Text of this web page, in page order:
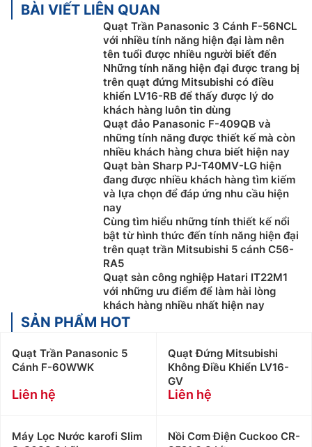
BÀI VIẾT LIÊN QUAN
Quạt Trần Panasonic 3 Cánh F-56NCL
với nhiều tính năng hiện đại làm nên
tên tuổi được nhiều người biết đến
Những tính năng hiện đại được trang bị
trên quạt đứng Mitsubishi có điều
khiển LV16-RB để thấy được lý do
khách hàng luôn tin dùng
Quạt đảo Panasonic F-409QB và
những tính năng được thiết kế mà còn
nhiều khách hàng chưa biết hiện nay
Quạt bàn Sharp PJ-T40MV-LG hiện
đang được nhiều khách hàng tìm kiếm
và lựa chọn để đáp ứng nhu cầu hiện
nay
Cùng tìm hiểu những tính thiết kế nổi
bật từ hình thức đến tính năng hiện đại
trên quạt trần Mitsubishi 5 cánh C56-
RA5
Quạt sàn công nghiệp Hatari IT22M1
với những ưu điểm để làm hài lòng
khách hàng nhiều nhất hiện nay
SẢN PHẨM HOT
Quạt Trần Panasonic 5
Cánh F-60WWK
Liên hệ
Quạt Đứng Mitsubishi
Không Điều Khiển LV16-
GV
Liên hệ
Máy Lọc Nước karofi Slim
Nồi Cơm Điện Cuckoo CR-